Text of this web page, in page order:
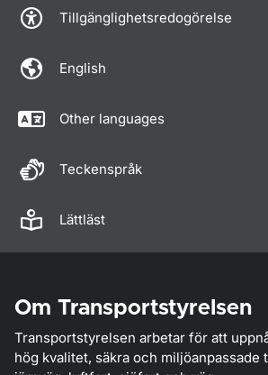
Tillgänglighetsredogörelse
English
Other languages
Teckenspråk
Lättläst
Om Transportstyrelsen
Transportstyrelsen arbetar för att
hög kvalitet, säkra och miljöanpassade